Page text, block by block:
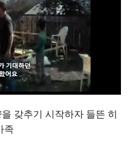
갖추기 시작하자 들뜬 히
족